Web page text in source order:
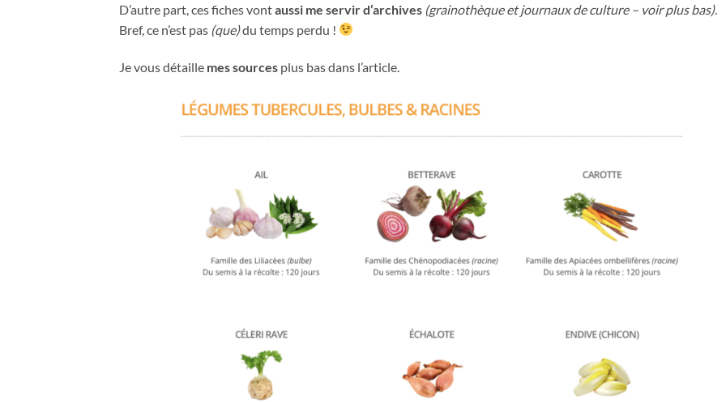
D’autre part, ces fiches vontaussi me servir d’archives (grainothèque et journaux de culture – voir plus bas).
Bref, ce n’est pas (que)du temps perdu !
Je vous détaille mes sources plus bas dans l’article.